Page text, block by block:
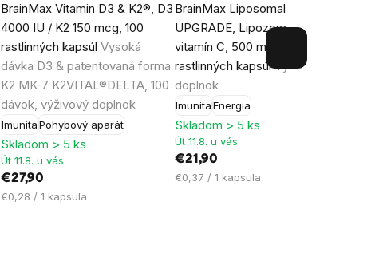
BrainMax Vitamin D3 & K2®, D3
4000 IU / K2 150 mcg, 100
rastlinných kapsúlVysoká
dávka D3 & patentovaná forma
K2 MK-7 K2VITAL®DELTA, 100
dávok, výživový doplnok
Imunita Pohybový aparát
hodnotenie
produktu
je
4,9
z
5
hviezdičiek.
Skladom > 5 ks
Út 11.8. u vás
€27,90
Jednotková
€0,28 / 1 kapsula
BrainMax Liposomal Vitamin C
UPGRADE, Lipozomálny
vitamín C, 500 mg, 60
rastlinných kapsúlVýživový
doplnok
ImunitaEnergia
hodnotenie
produktu
je
5,0
z
5
hviezdičiek.
Skladom > 5 ks
Út 11.8. u vás
€21,90
Jednotková
€0,37 / 1 kapsula